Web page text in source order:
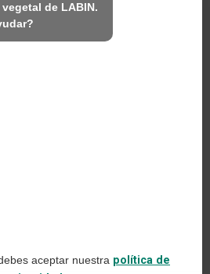
de LABIN.
aceptar nuestra política de